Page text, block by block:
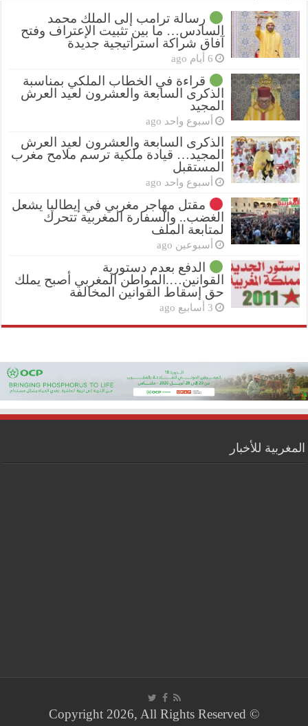
رسالة ترامب إلى الملك محمد
السادس… ما بين تثبيت الإعتراف وفتح
آفاق شراكة استراتيجية جديدة
6 أيام ago
قراءة في الخطاب الملكي بمناسبة
الذكرى السابعة والعشرون لعيد العرش
المجيد
أسبوع واحد ago
الذكرى السابعة والعشرون لعيد العرش
المجيد… قيادة ملكية ترسم ملامح مغرب
المستقبل
أسبوع واحد ago
مقتل مهاجر مغربي في إيطاليا يشعل
الغضب.. والسفارة المغربية تتحرك
لمتابعة الملف
أسبوعين ago
الدفع بعدم دستورية
القوانين….المواطن المغربي أصبح يملك
حق إسقاط القوانين المخالفة
3 أسابيع ago
المغربية للأخبار
© Copyright 2026, All Rights Reserved